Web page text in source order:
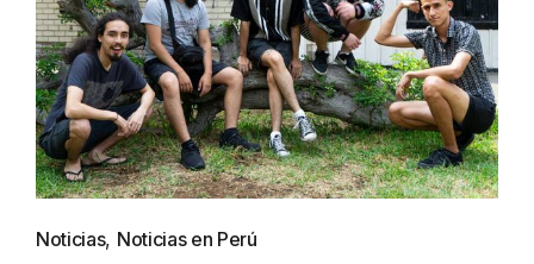
Noticias, Noticias en Perú